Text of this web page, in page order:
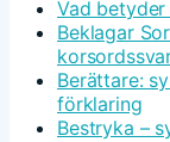
Vad
Beklagar
Berättare:
förklaring
Bestryka –